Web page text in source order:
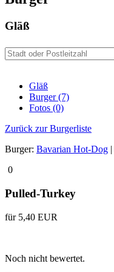
Gläß
Gläß
Burger (7)
Fotos (0)
Zurück zur Burgerliste
Burger: Bavarian Hot-Dog |
0
Pulled-Turkey
für 5,40 EUR
Noch nicht bewertet.